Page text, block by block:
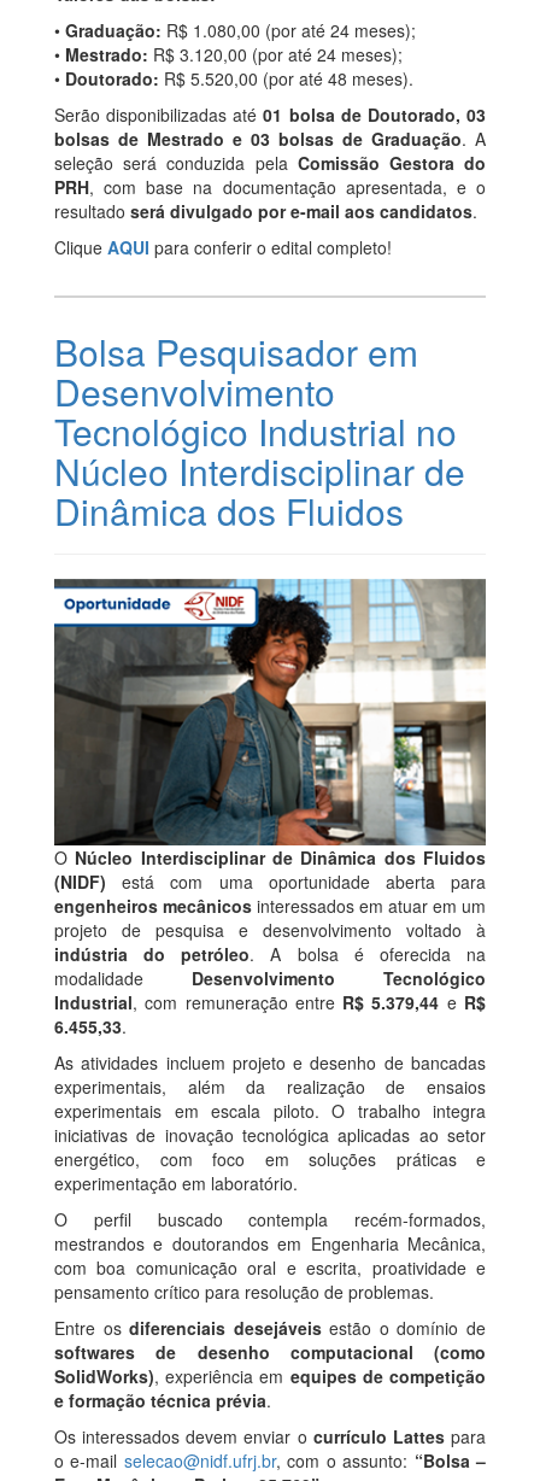
• Graduação: R$ 1.080,00 (por até 24 meses);
• Mestrado: R$ 3.120,00 (por até 24 meses);
• Doutorado: R$ 5.520,00 (por até 48 meses).
Serão disponibilizadas até01 bolsa de Doutorado, 03
bolsas de Mestrado e 03 bolsas de Graduação. A
seleção será conduzida pela Comissão Gestora do
PRH, com base na documentação apresentada, e o
resultado será divulgado por e-mail aos candidatos.
Clique AQUI para conferir o edital completo!
Bolsa Pesquisador em
Desenvolvimento
Tecnológico Industrial no
Núcleo Interdisciplinar de
Dinâmica dos Fluidos
O Núcleo Interdisciplinar de Dinâmica dos Fluidos
(NIDF) está com uma oportunidade aberta para
engenheiros mecânicos interessados em atuar em um
projeto de pesquisa e desenvolvimento voltado à
indústria do petróleo. A bolsa é oferecida na
modalidade Desenvolvimento Tecnológico
Industrial, com remuneração entre R$ 5.379,44 eR$
6.455,33.
As atividades incluem projeto e desenho de bancadas
experimentais, além da realização de ensaios
experimentais em escala piloto. O trabalho integra
iniciativas de inovação tecnológica aplicadas ao setor
energético, com foco em soluções práticas e
experimentação em laboratório.
O perfil buscado contempla recém-formados,
mestrandos e doutorandos em Engenharia Mecânica,
com boa comunicação oral e escrita, proatividade e
pensamento crítico para resolução de problemas.
Entre osdiferenciais desejáveisestão o domínio de
softwares de desenho computacional (como
SolidWorks), experiência em equipes de competição
e formação técnica prévia.
Os interessados devem enviar o currículo Lattespara
o e-mail selecao@nidf.ufrj.br, com o assunto: “Bolsa –